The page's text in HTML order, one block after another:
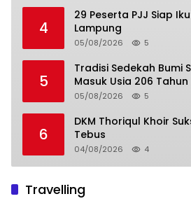
4
29 Peserta PJJ Siap Ikuti
Lampung
05/08/2026 5
5
Tradisi Sedekah Bumi
Masuk Usia 206 Tahun
05/08/2026 5
6
DKM Thoriqul Khoir
Tebus
04/08/2026 4
Travelling